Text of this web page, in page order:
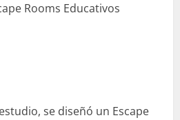
Rooms Educativos
se diseñó un Escape